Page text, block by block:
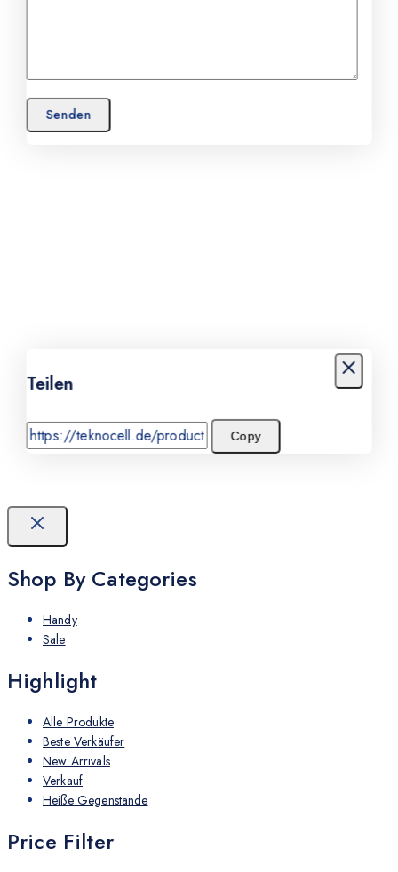
Teilen
Copy
Shop By Categories
Handy
Sale
Highlight
Alle Produkte
Beste Verkäufer
New Arrivals
Verkauf
Heiße Gegenstände
Price Filter